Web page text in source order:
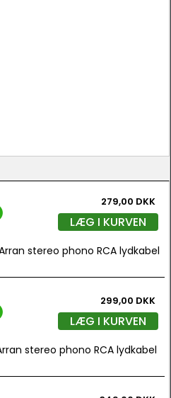
279,00 DKK
LÆG I KURVEN
stereo phono RCA lydkabel
299,00 DKK
LÆG I KURVEN
stereo phono RCA lydkabel